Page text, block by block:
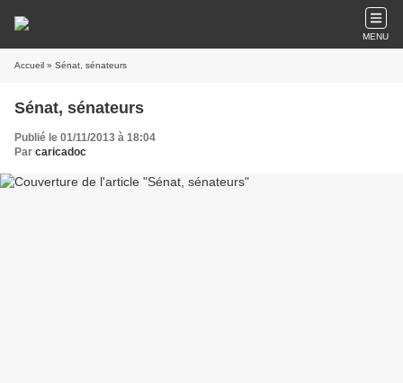
MENU
Accueil » Sénat, sénateurs
Sénat, sénateurs
Publié le 01/11/2013 à 18:04
Par caricadoc